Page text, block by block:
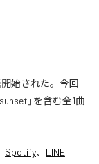
開始された。今回
」を含む全1曲
Spotify、 LINE